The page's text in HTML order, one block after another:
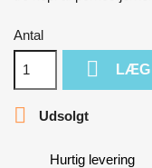
Antal
 LÆG
 Udsolgt
Hurtig levering